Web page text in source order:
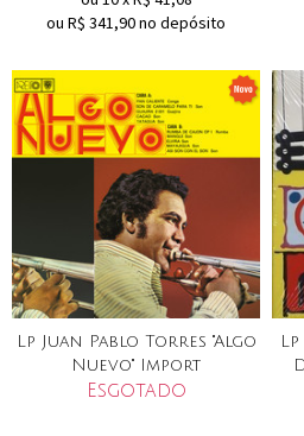
ou R$ 341,90no depósito
Lp Juan Pablo Torres "Algo
Nuevo" Import
Esgotado